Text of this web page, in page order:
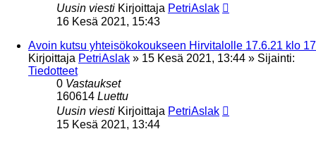
Uusin viesti Kirjoittaja PetriAslak
16 Kesä 2021, 15:43
Avoin kutsu yhteisökokoukseen Hirvitalolle 17.6.21 klo 17
Kirjoittaja PetriAslak » 15 Kesä 2021, 13:44 » Sijainti:
Tiedotteet
0 Vastaukset
160614 Luettu
Uusin viesti Kirjoittaja PetriAslak
15 Kesä 2021, 13:44